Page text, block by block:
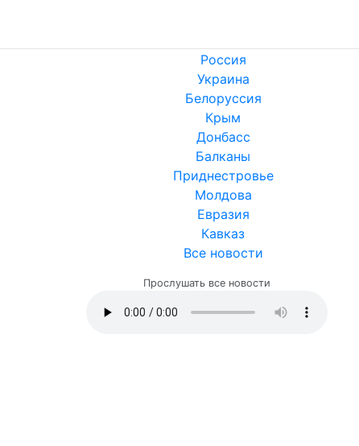
Россия
Украина
Белоруссия
Крым
Донбасс
Балканы
Приднестровье
Молдова
Евразия
Кавказ
Все новости
Прослушать все новости